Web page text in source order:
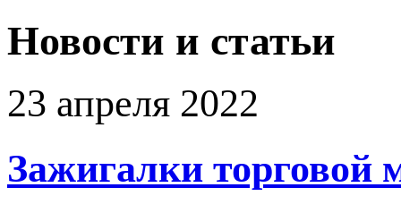
Новости и статьи
23 апреля 2022
Зажигалки торговой